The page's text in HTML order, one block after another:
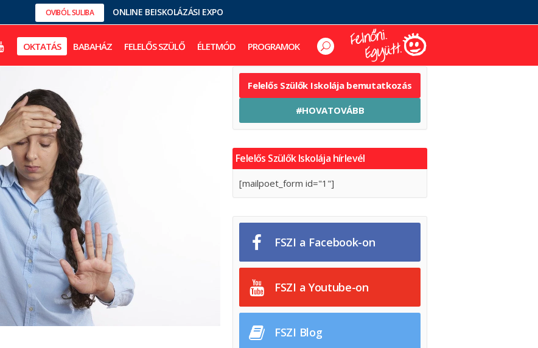
OVIBÓL SULIBA ONLINE BEISKOLÁZÁSI EXPO
OKTATÁS BABAHÁZ FELELŐS SZÜLŐ ÉLETMÓD PROGRAMOK
Felelős Szülők Iskolája bemutatkozás
#HOVATOVÁBB
Felelős Szülők Iskolája hírlevél
[mailpoet_form id="1"]
FSZI a Facebook-on
FSZI a Youtube-on
FSZI Blog